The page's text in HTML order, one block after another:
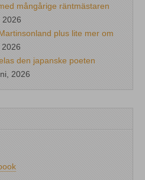
mångårige räntmästaren
2026
plus lite mer om
den japanske poeten
2026